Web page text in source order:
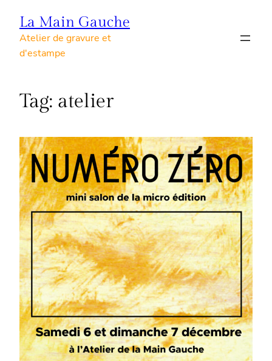
Skip
content
La Main Gauche
Atelier de gravure et
d'estampe
Tag: atelier